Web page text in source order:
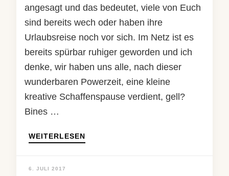
angesagt und das bedeutet, viele von Euch
sind bereits wech oder haben ihre
Urlaubsreise noch vor sich. Im Netz ist es
bereits spürbar ruhiger geworden und ich
denke, wir haben uns alle, nach dieser
wunderbaren Powerzeit, eine kleine
kreative Schaffenspause verdient, gell?
Bines …
WEITERLESEN
6. JULI 2017